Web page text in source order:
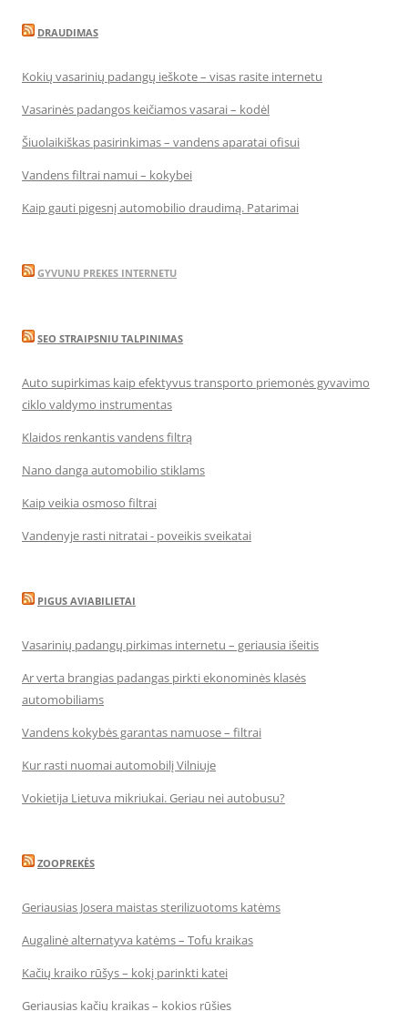
DRAUDIMAS
Kokių vasarinių padangų ieškote – visas rasite internetu
Vasarinės padangos keičiamos vasarai – kodėl
Šiuolaikiškas pasirinkimas – vandens aparatai ofisui
Vandens filtrai namui – kokybei
Kaip gauti pigesnį automobilio draudimą. Patarimai
GYVUNU PREKES INTERNETU
SEO STRAIPSNIU TALPINIMAS
Auto supirkimas kaip efektyvus transporto priemonės gyvavimo
ciklo valdymo instrumentas
Klaidos renkantis vandens filtrą
Nano danga automobilio stiklams
Kaip veikia osmoso filtrai
Vandenyje rasti nitratai - poveikis sveikatai
PIGUS AVIABILIETAI
Vasarinių padangų pirkimas internetu – geriausia išeitis
Ar verta brangias padangas pirkti ekonominės klasės
automobiliams
Vandens kokybės garantas namuose – filtrai
Kur rasti nuomai automobilį Vilniuje
Vokietija Lietuva mikriukai. Geriau nei autobusu?
ZOOPREKĖS
Geriausias Josera maistas sterilizuotoms katėms
Augalinė alternatyva katėms – Tofu kraikas
Kačių kraiko rūšys – kokį parinkti katei
Geriausias kačių kraikas – kokios rūšies